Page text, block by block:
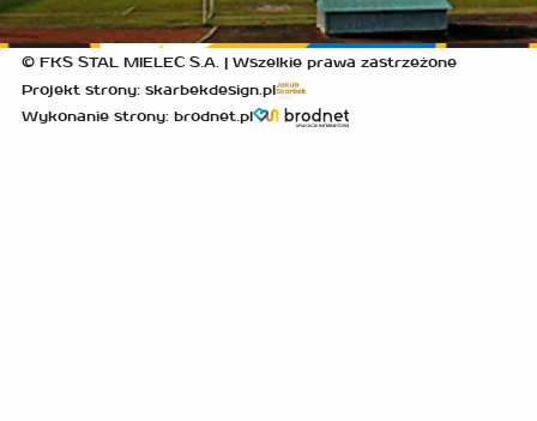
© FKS STAL MIELEC S.A. | Wszelkie prawa zastrzeżone
Projekt strony: skarbekdesign.pl
Wykonanie strony: brodnet.pl